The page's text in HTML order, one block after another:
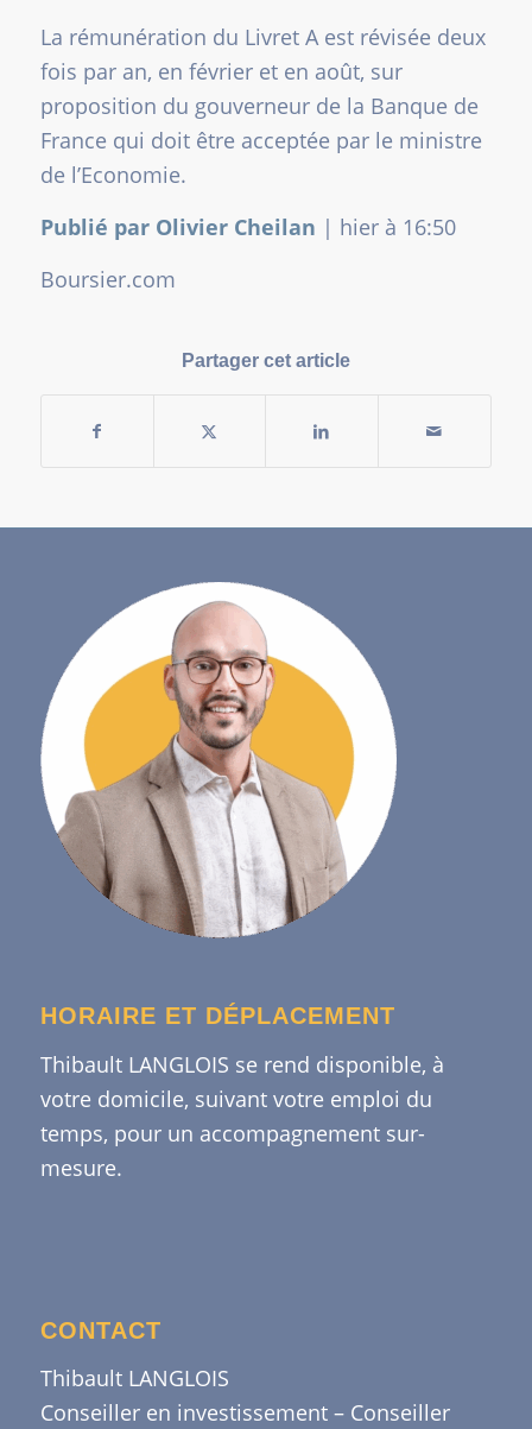
La rémunération du Livret A est révisée deux
fois par an, en février et en août, sur
proposition du gouverneur de la Banque de
France qui doit être acceptée par le ministre
de l’Economie.
Publié par Olivier Cheilan | hier à 16:50
Boursier.com
Partager cet article
HORAIRE ET DÉPLACEMENT
Thibault LANGLOIS se rend disponible, à
votre domicile, suivant votre emploi du
temps, pour un accompagnement sur-
mesure.
CONTACT
Thibault LANGLOIS
Conseiller en investissement – Conseiller